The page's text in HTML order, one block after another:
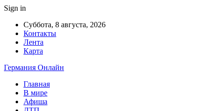
Sign in
Суббота, 8 августа, 2026
Контакты
Лента
Карта
Германия Онлайн
Главная
В мире
Афиша